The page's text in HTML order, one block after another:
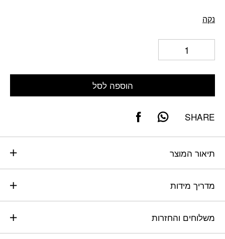
נקה
הוספה לסל
SHARE
תיאור המוצר
מדריך מידות
משלוחים והחזרות